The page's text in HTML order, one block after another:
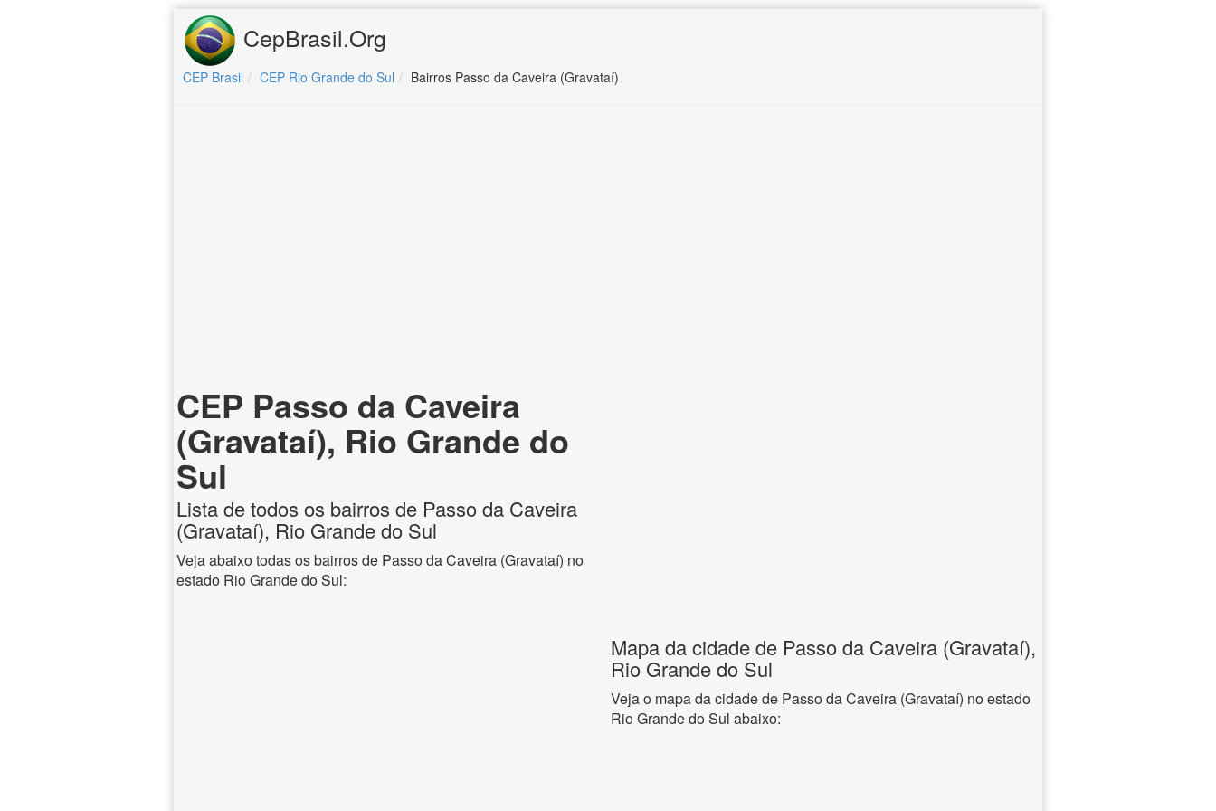
CepBrasil.Org
CEP Brasil CEP Rio Grande do Sul Bairros Passo da Caveira (Gravataí)
CEP Passo da Caveira
(Gravataí), Rio Grande do
Sul
Lista de todos os bairros de Passo da Caveira
(Gravataí), Rio Grande do Sul
Veja abaixo todas os bairros de Passo da Caveira (Gravataí) no
estado Rio Grande do Sul:
Mapa da cidade de Passo da Caveira (Gravataí),
Rio Grande do Sul
Veja o mapa da cidade de Passo da Caveira (Gravataí) no estado
Rio Grande do Sul abaixo: